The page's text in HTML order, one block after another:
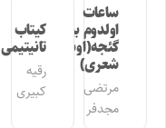
ساعات
اولدوم بیر
گئجه(اوشاق
شعری)
مرتضی
مجدفر
کیتاب
تانیتیمی
رقیه
کبیری